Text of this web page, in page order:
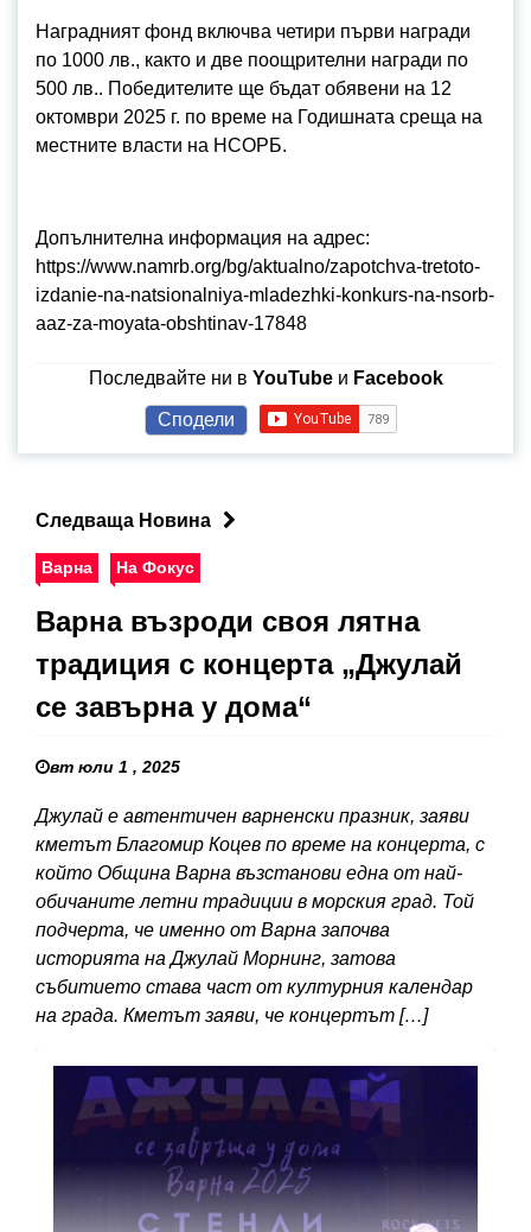
Наградният фонд включва четири първи награди
по 1000 лв., както и две поощрителни награди по
500 лв.. Победителите ще бъдат обявени на 12
октомври 2025 г. по време на Годишната среща на
местните власти на НСОРБ.
Допълнителна информация на адрес:
https://www.namrb.org/bg/aktualno/zapotchva-tretoto-
izdanie-na-natsionalniya-mladezhki-konkurs-na-nsorb-
aaz-za-moyata-obshtinav-17848
Последвайте ни в YouTubeи Facebook
Сподели
Следваща Новина
Варна На Фокус
Варна възроди своя лятна
традиция с концерта „Джулай
се завърна у дома“
вт юли 1 , 2025
Джулай е автентичен варненски празник, заяви
кметът Благомир Коцев по време на концерта, с
който Община Варна възстанови една от най-
обичаните летни традиции в морския град. Той
подчерта, че именно от Варна започва
историята на Джулай Морнинг, затова
събитието става част от културния календар
на града. Кметът заяви, че концертът […]